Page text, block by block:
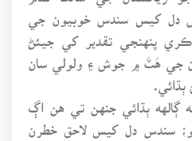
دل کيس سندس خوبيون جي
ڪري پنهنجي تقدير کي جيئڻ
جي هَٽَ ۾ جوش ۽ ولولي سان
ٻڌائي جنهن تي هن اڳ
سندس دل کيس لاحق خطرن